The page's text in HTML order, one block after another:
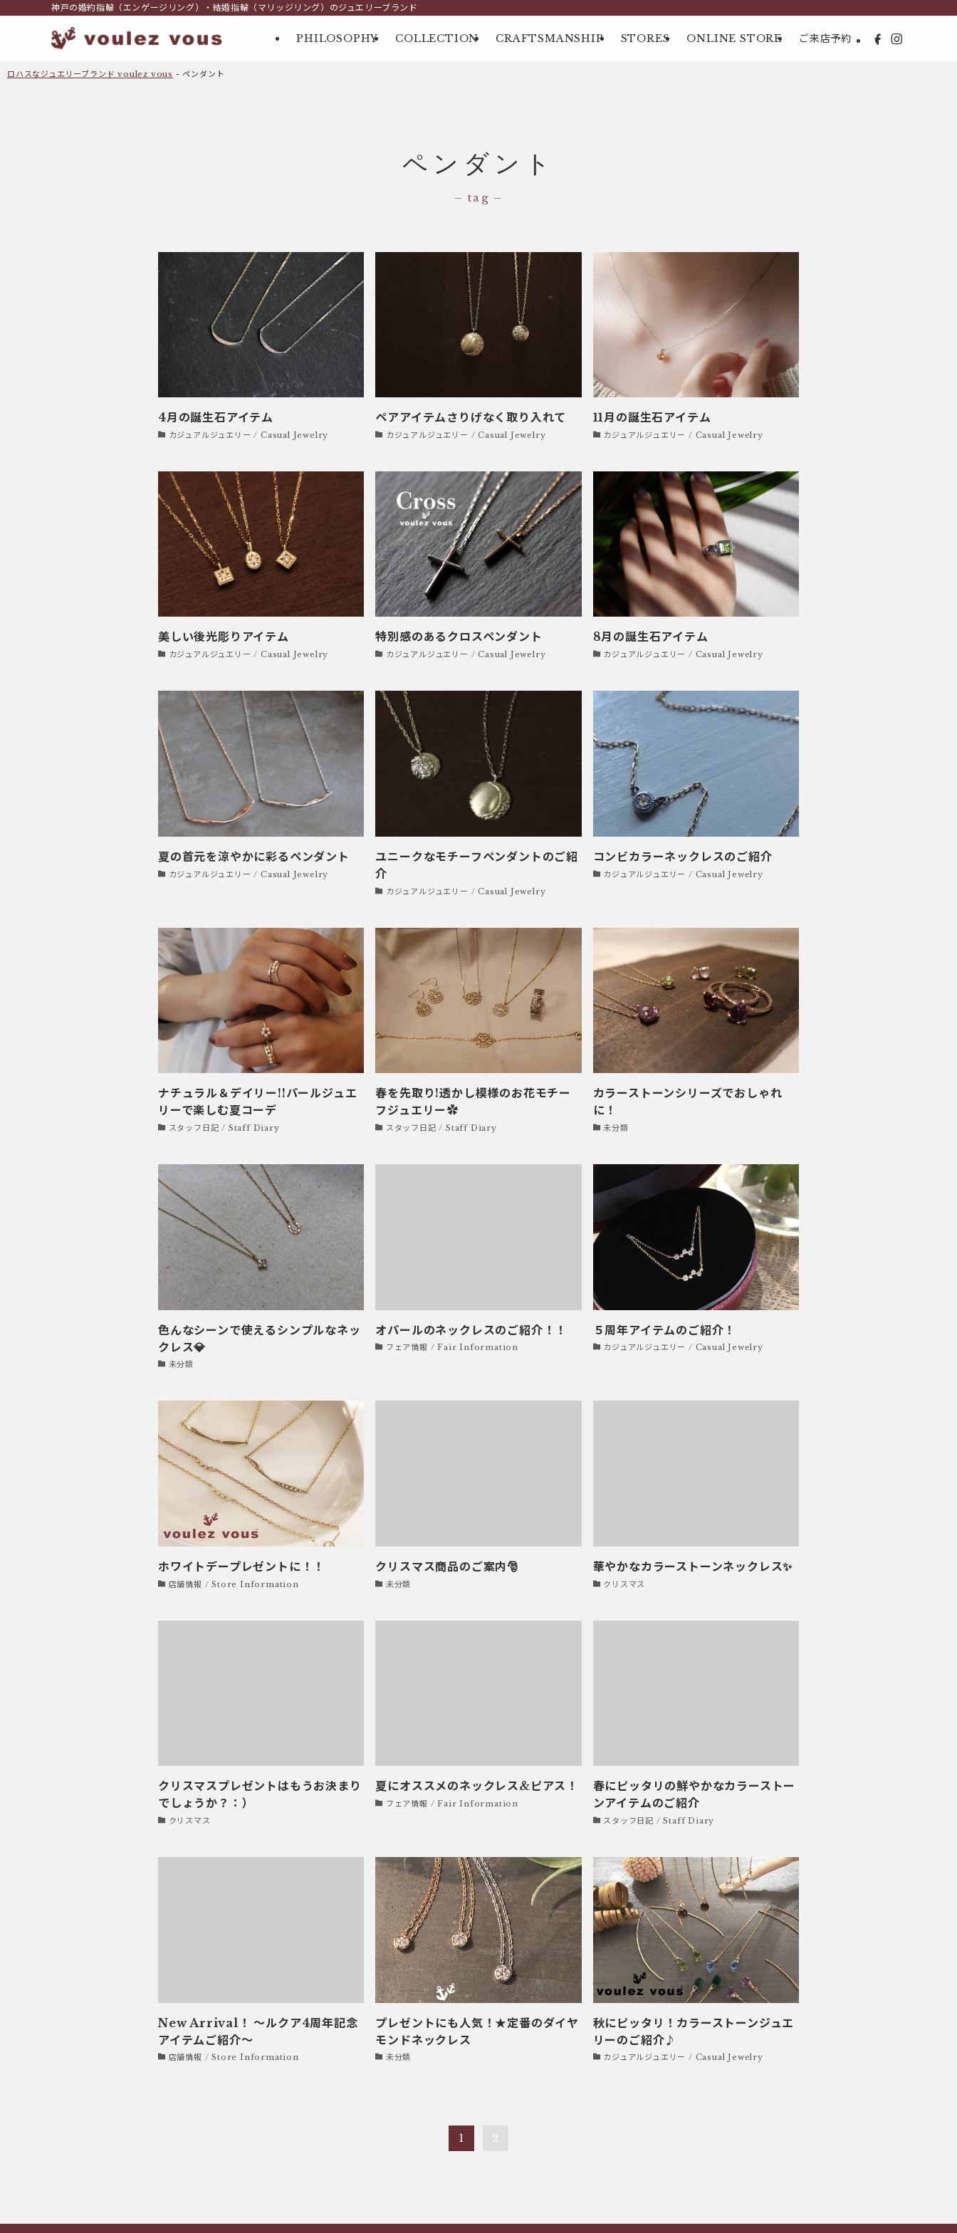
神戸の婚約指輪（エンゲージリング）・結婚指輪（マリッジリング）のジュエリーブランド
PHILOSOPHY COLLECTION CRAFTSMANSHIP STORES ONLINE STORE ご来店予約
ロハスなジュエリーブランド voulez vous -ペンダント
ペンダント
– tag –
4月の誕生石アイテム
カジュアルジュエリー / Casual Jewelry
ペアアイテムさりげなく取り入れて
カジュアルジュエリー / Casual Jewelry
11月の誕生石アイテム
カジュアルジュエリー / Casual Jewelry
美しい後光彫りアイテム
カジュアルジュエリー / Casual Jewelry
特別感のあるクロスペンダント
カジュアルジュエリー / Casual Jewelry
8月の誕生石アイテム
カジュアルジュエリー / Casual Jewelry
夏の首元を涼やかに彩るペンダント
カジュアルジュエリー / Casual Jewelry
ユニークなモチーフペンダントのご紹
介
カジュアルジュエリー / Casual Jewelry
コンビカラーネックレスのご紹介
カジュアルジュエリー / Casual Jewelry
ナチュラル＆デイリー!!パールジュエ
リーで楽しむ夏コーデ
スタッフ日記 / Staff Diary
春を先取り!透かし模様のお花モチー
フジュエリー✿
スタッフ日記 / Staff Diary
カラーストーンシリーズでおしゃれ
に！
未分類
色んなシーンで使えるシンプルなネッ
クレス💎
未分類
オパールのネックレスのご紹介！！
フェア情報 / Fair Information
５周年アイテムのご紹介！
カジュアルジュエリー / Casual Jewelry
ホワイトデープレゼントに！！
店舗情報 / Store Information
クリスマス商品のご案内🎅
未分類
華やかなカラーストーンネックレス✨
クリスマス
クリスマスプレゼントはもうお決まり
でしょうか？：）
クリスマス
夏にオススメのネックレス&ピアス！
フェア情報 / Fair Information
春にピッタリの鮮やかなカラーストー
ンアイテムのご紹介
スタッフ日記 / Staff Diary
New Arrival！ ～ルクア4周年記念
アイテムご紹介～
店舗情報 / Store Information
プレゼントにも人気！★定番のダイヤ
モンドネックレス
未分類
秋にピッタリ！カラーストーンジュエ
リーのご紹介♪
カジュアルジュエリー / Casual Jewelry
1 2